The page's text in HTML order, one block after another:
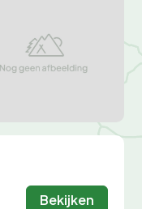
Bekijken